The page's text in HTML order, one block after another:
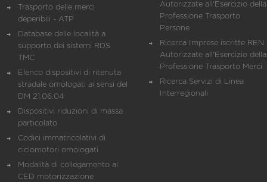
Trasporto delle merci
deperibili - ATP
Database delle località a
supporto dei sistemi RDS
TMC
Elenco dispositivi di ritenuta
stradale omologati ai sensi del
DM 21.06.04
Dispositivi riduzioni di massa
particolato
Codici immatricolativi di
ciclomotori omologati
Modalità di collegamento al
CED motorizzazione
Autorizzate all'Esercizio della
Professione Trasporto
Persone
Ricerca Imprese iscritte REN
Autorizzate all'Esercizio della
Professione Trasporto Merci
Ricerca Servizi di Linea
Interregionali